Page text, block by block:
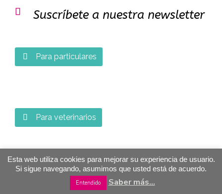
 Suscríbete a nuestra newsletter
 Para particulares
 Para veterinarios
© 2007 - 2021 Etolia · Etología Veterinaria
Esta web utiliza cookies para mejorar su experiencia de usuario.
Si sigue navegando, asumimos que usted está de acuerdo.
Entendido Saber más...